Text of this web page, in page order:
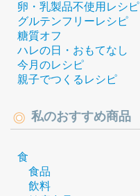
卵・乳製品不使用レシピ
グルテンフリーレシピ
糖質オフ
ハレの日・おもてなし
今月のレシピ
親子でつくるレシピ
私のおすすめ商品
食
食品
飲料